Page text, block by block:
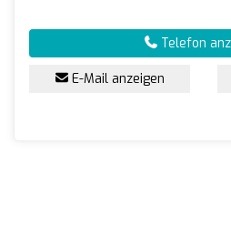
Telefon
E-Mail anzeigen